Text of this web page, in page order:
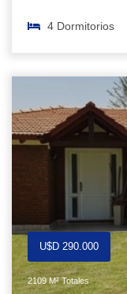
4 Dormitorios
U$D 290.000
2109 M² Totales